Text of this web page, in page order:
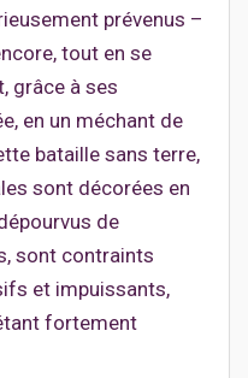
prévenus –
tout en se
grâce à ses
en un méchant de
bataille sans terre,
sont décorées en
de
sont contraints
et impuissants,
fortement